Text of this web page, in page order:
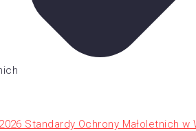
Standardy Ochrony Małoletnich w